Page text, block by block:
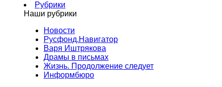
Рубрики
Наши рубрики
Новости
Русфонд.Навигатор
Варя Иштрякова
Драмы в письмах
Жизнь. Продолжение следует
Информбюро